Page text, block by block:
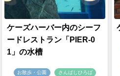
ケーズハーバー内のシーフ
ードレストラン「PIER-0
1」の水槽
お散歩・公園 さんばしひろば